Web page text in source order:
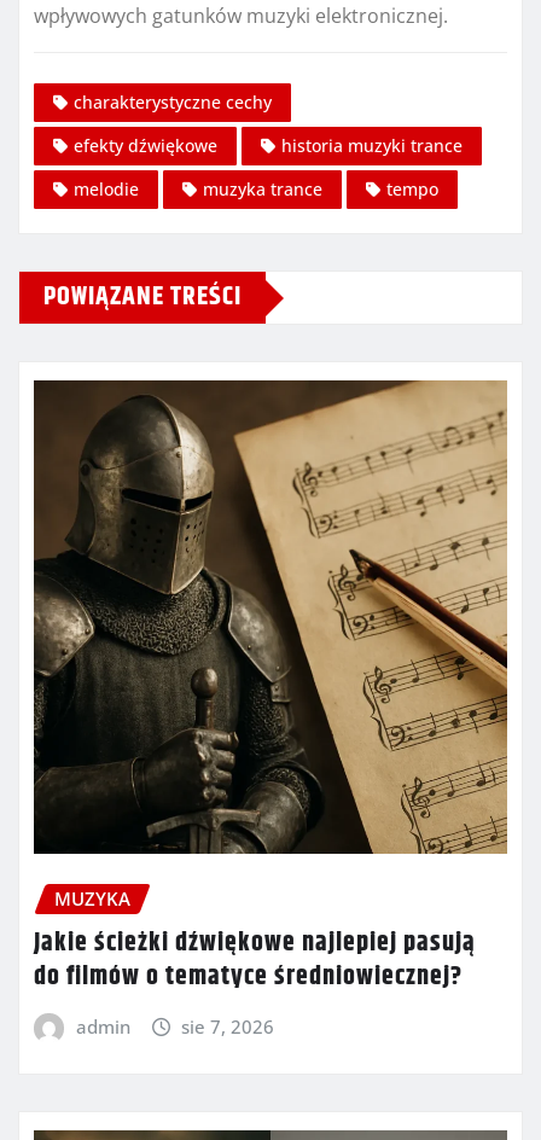
wpływowych gatunków muzyki elektronicznej.
charakterystyczne cechy
efekty dźwiękowe
historia muzyki trance
melodie
muzyka trance tempo
POWIĄZANE TREŚCI
MUZYKA
Jakie ścieżki dźwiękowe najlepiej pasują
do filmów o tematyce średniowiecznej?
admin sie 7, 2026